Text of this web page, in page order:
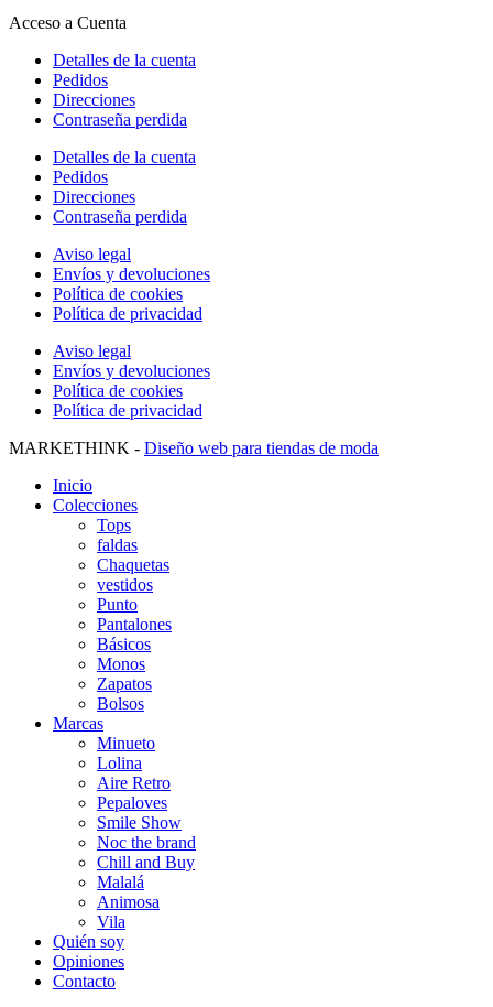
Acceso a Cuenta
Detalles de la cuenta
Pedidos
Direcciones
Contraseña perdida
Detalles de la cuenta
Pedidos
Direcciones
Contraseña perdida
Aviso legal
Envíos y devoluciones
Política de cookies
Política de privacidad
Aviso legal
Envíos y devoluciones
Política de cookies
Política de privacidad
MARKETHINK - Diseño web para tiendas de moda
Inicio
Colecciones
Tops
faldas
Chaquetas
vestidos
Punto
Pantalones
Básicos
Monos
Zapatos
Bolsos
Marcas
Minueto
Lolina
Aire Retro
Pepaloves
Smile Show
Noc the brand
Chill and Buy
Malalá
Animosa
Vila
Quién soy
Opiniones
Contacto